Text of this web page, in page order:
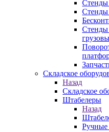
Стенды
Стенды
Стенды
Складское
Назад
Складское
Штабелеры
Назад
Ручные